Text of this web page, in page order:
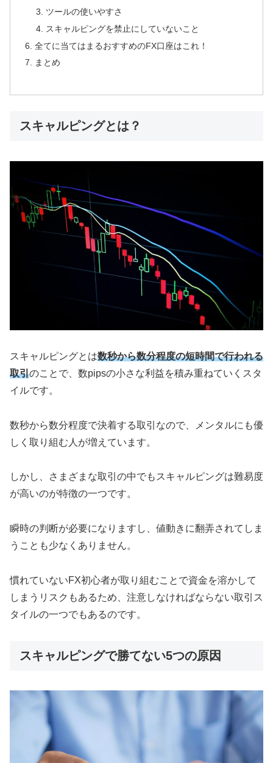
ツールの使いやすさ
スキャルピングを禁止にしていないこと
全てに当てはまるおすすめのFX口座はこれ！
まとめ
スキャルピングとは？
スキャルピングとは数秒から数分程度の短時間で行われる
取引のことで、数pipsの小さな利益を積み重ねていくスタ
イルです。
数秒から数分程度で決着する取引なので、メンタルにも優
しく取り組む人が増えています。
しかし、さまざまな取引の中でもスキャルピングは難易度
が高いのが特徴の一つです。
瞬時の判断が必要になりますし、値動きに翻弄されてしま
うことも少なくありません。
慣れていないFX初心者が取り組むことで資金を溶かして
しまうリスクもあるため、注意しなければならない取引ス
タイルの一つでもあるのです。
スキャルピングで勝てない5つの原因